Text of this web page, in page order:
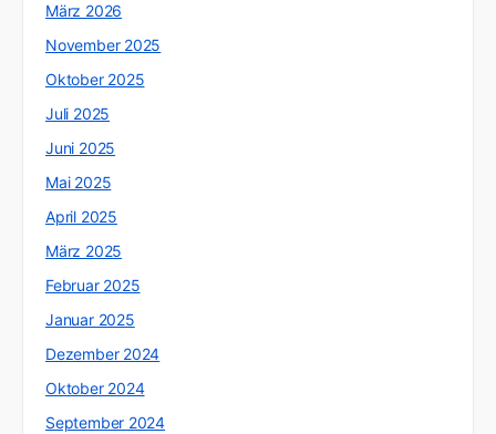
März 2026
November 2025
Oktober 2025
Juli 2025
Juni 2025
Mai 2025
April 2025
März 2025
Februar 2025
Januar 2025
Dezember 2024
Oktober 2024
September 2024